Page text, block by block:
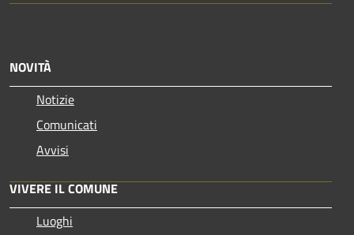
NOVITÀ
Notizie
Comunicati
Avvisi
VIVERE IL COMUNE
Luoghi